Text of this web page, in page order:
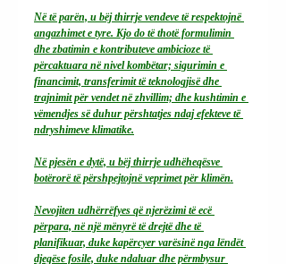
Në të parën, u bëj thirrje vendeve të respektojnë
angazhimet e tyre. Kjo do të thotë formulimin
dhe zbatimin e kontributeve ambicioze të
përcaktuara në nivel kombëtar; sigurimin e
financimit, transferimit të teknologjisë dhe
trajnimit për vendet në zhvillim; dhe kushtimin e
vëmendjes së duhur përshtatjes ndaj efekteve të
ndryshimeve klimatike.
Në pjesën e dytë, u bëj thirrje udhëheqësve
botërorë të përshpejtojnë veprimet për klimën.
Nevojiten udhërrëfyes që njerëzimi të ecë
përpara, në një mënyrë të drejtë dhe të
planifikuar, duke kapërcyer varësinë nga lëndët
djegëse fosile, duke ndaluar dhe përmbysur